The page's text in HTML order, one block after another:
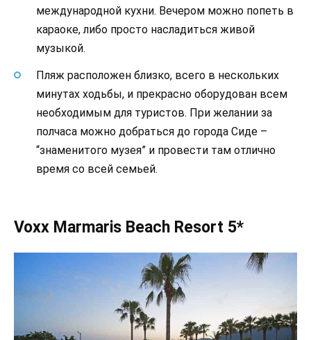
международной кухни. Вечером можно попеть в
караоке, либо просто насладиться живой
музыкой.
Пляж расположен близко, всего в нескольких
минутах ходьбы, и прекрасно оборудован всем
необходимым для туристов. При желании за
полчаса можно добраться до города Сиде –
“знаменитого музея” и провести там отлично
время со всей семьей.
Voxx Marmaris Beach Resort 5*